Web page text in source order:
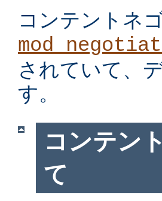
コンテントネ
されていて、
す。
コンテン
て